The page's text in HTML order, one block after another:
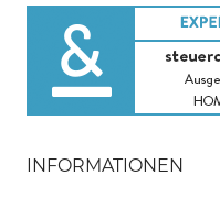
INFORMATIONEN